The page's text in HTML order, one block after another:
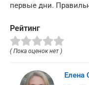
первые дни.
Рейтинг
( Пока оценок нет )
Елена